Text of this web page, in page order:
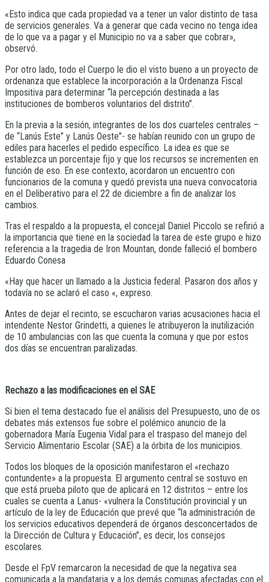
«Esto indica que cada propiedad va a tener un valor distinto de tasa
de servicios generales. Va a generar que cada vecino no tenga idea
de lo que va a pagar y el Municipio no va a saber que cobrar»,
observó.
Por otro lado, todo el Cuerpo le dio el visto bueno a un proyecto de
ordenanza que establece la incorporación a la Ordenanza Fiscal
Impositiva para determinar “la percepción destinada a las
instituciones de bomberos voluntarios del distrito”.
En la previa a la sesión, integrantes de los dos cuarteles centrales –
de “Lanús Este” y Lanús Oeste”- se habían reunido con un grupo de
ediles para hacerles el pedido específico. La idea es que se
establezca un porcentaje fijo y que los recursos se incrementen en
función de eso. En ese contexto, acordaron un encuentro con
funcionarios de la comuna y quedó prevista una nueva convocatoria
en el Deliberativo para el 22 de diciembre a fin de analizar los
cambios.
Tras el respaldo a la propuesta, el concejal Daniel Piccolo se refirió a
la importancia que tiene en la sociedad la tarea de este grupo e hizo
referencia a la tragedia de Iron Mountan, donde falleció el bombero
Eduardo Conesa
«Hay que hacer un llamado a la Justicia federal. Pasaron dos años y
todavía no se aclaró el caso «, expreso.
Antes de dejar el recinto, se escucharon varias acusaciones hacia el
intendente Nestor Grindetti, a quienes le atribuyeron la inutilización
de 10 ambulancias con las que cuenta la comuna y que por estos
dos días se encuentran paralizadas.
Rechazo a las modificaciones en el SAE
Si bien el tema destacado fue el análisis del Presupuesto, uno de os
debates más extensos fue sobre el polémico anuncio de la
gobernadora María Eugenia Vidal para el traspaso del manejo del
Servicio Alimentario Escolar (SAE) a la órbita de los municipios.
Todos los bloques de la oposición manifestaron el «rechazo
contundente» a la propuesta. El argumento central se sostuvo en
que está prueba piloto que de aplicará en 12 distritos – entre los
cuales se cuenta a Lanus- «vulnera la Constitución provincial y un
artículo de la ley de Educación que prevé que “la administración de
los servicios educativos dependerá de órganos desconcertados de
la Dirección de Cultura y Educación”, es decir, los consejos
escolares.
Desde el FpV remarcaron la necesidad de que la negativa sea
comunicada a la mandataria y a los demás comunas afectadas con el